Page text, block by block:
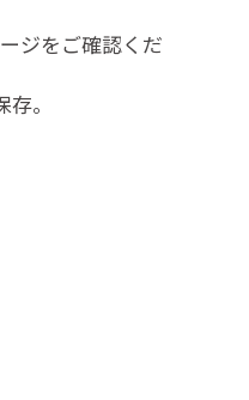
ジをご確認くだ
。